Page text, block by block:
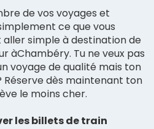
de vos voyages et
ce que vous
simple à destination de
àChambéry. Tu ne veux pas
voyage de qualité mais ton
dès maintenant ton
le moins cher.
les billets de train